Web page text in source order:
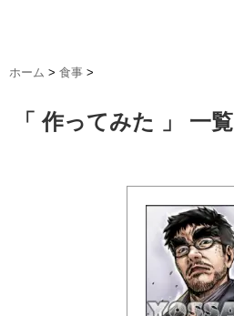
ホーム > 食事 >
「 作ってみた 」 一覧